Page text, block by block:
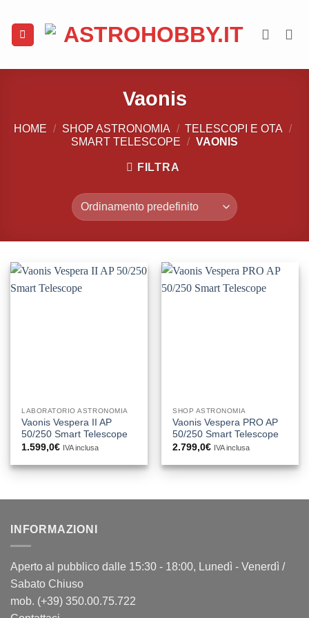
contenuti
Vaonis
HOME / SHOP ASTRONOMIA / TELESCOPI E OTA /
SMART TELESCOPE / VAONIS
FILTRA
LABORATORIO ASTRONOMIA
Vaonis Vespera II AP
50/250 Smart Telescope
1.599,0€ IVA inclusa
SHOP ASTRONOMIA
Vaonis Vespera PRO AP
50/250 Smart Telescope
2.799,0€ IVA inclusa
INFORMAZIONI
Aperto al pubblico dalle 15:30 - 18:00, Lunedì - Venerdì /
Sabato Chiuso
mob. (+39) 350.00.75.722